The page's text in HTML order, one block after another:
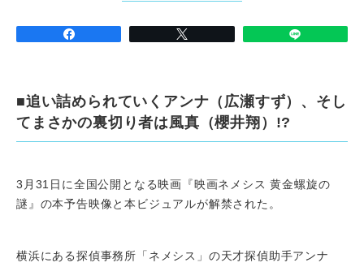
■追い詰められていくアンナ（広瀬すず）、そし
てまさかの裏切り者は風真（櫻井翔）!?
3月31日に全国公開となる映画『映画ネメシス 黄金螺旋の
謎』の本予告映像と本ビジュアルが解禁された。
横浜にある探偵事務所「ネメシス」の天才探偵助手アンナ